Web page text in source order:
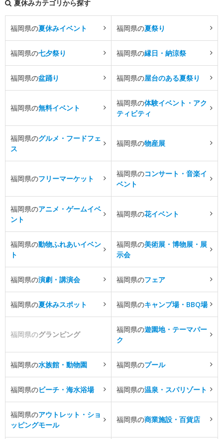
夏休みカテゴリから探す
福岡県の夏休みイベント 福岡県の夏祭り
福岡県の七夕祭り 福岡県の縁日・納涼祭
福岡県の盆踊り 福岡県の屋台のある夏祭り
福岡県の無料イベント
福岡県の体験イベント・アク
ティビティ
福岡県のグルメ・フードフェ
ス
福岡県の物産展
福岡県のフリーマーケット
福岡県のコンサート・音楽イ
ベント
福岡県のアニメ・ゲームイベ
ント
福岡県の花イベント
福岡県の動物ふれあいイベン
ト
福岡県の美術展・博物展・展
示会
福岡県の演劇・講演会 福岡県のフェア
福岡県の夏休みスポット 福岡県のキャンプ場・BBQ場
福岡県のグランピング
福岡県の遊園地・テーマパー
ク
福岡県の水族館・動物園 福岡県のプール
福岡県のビーチ・海水浴場 福岡県の温泉・スパリゾート
福岡県のアウトレット・ショ
ッピングモール
福岡県の商業施設・百貨店